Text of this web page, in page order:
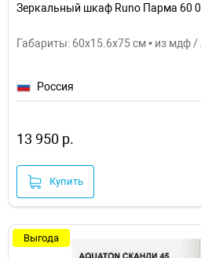
Зеркальный шкаф Runo Парма 60
Габариты: 60x15.6x75 см • из мдф /
Россия
13 950 р.
Купить
Выгода